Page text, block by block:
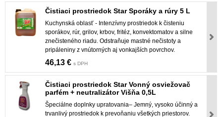
Čistiaci prostriedok Star Sporáky a rúry 5 L
Kuchynská oblasť - Intenzívny prostriedok k čisteniu
sporákov, rúr, grilov, krbov, fritéz, konvektomatov a silne
znečisteného riadu. Odstraňuje mastné nečistoty a
pripáleniny z vnútorných aj vonkajších povrchov.
46,13 € s DPH
Čistiaci prostriedok Star Vonný osviežovač
parfém + neutralizátor Višňa 0,5L
Špeciálne doplnky upratovania– Jemný, vysoko účinný a
trvanlivý prostriedok k prevoňaniu všetkých priestorov.